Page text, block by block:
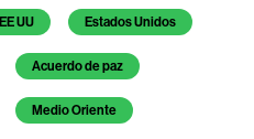
EE UU Estados Unidos
Acuerdo de paz
Medio Oriente